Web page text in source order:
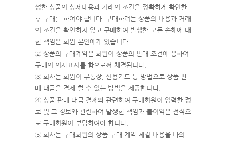
성한 상품의 상세내용과 거래의 조건을 정확하게 확인한
후 구매를 하여야 합니다. 구매하려는 상품의 내용과 거래
의 조건을 확인하지 않고 구매하여 발생한 모든 손해에 대
한 책임은 회원 본인에게 있습니다.
② 상품의 구매계약은 회원이 상품의 판매 조건에 응하여
구매의 의사표시를 함으로써 체결됩니다.
③ 회사는 회원이 무통장, 신용카드 등 방법으로 상품 판
매 대금을 결제 할 수 있는 방법을 제공합니다.
④ 상품 판매 대금 결제와 관련하여 구매회원이 입력한 정
보 및 그 정보와 관련하여 발생한 책임과 불이익은 전적으
로 구매회원이 부담하여야 합니다.
⑤ 회사는 구매회원의 상품 구매 계약 체결 내용을 나의